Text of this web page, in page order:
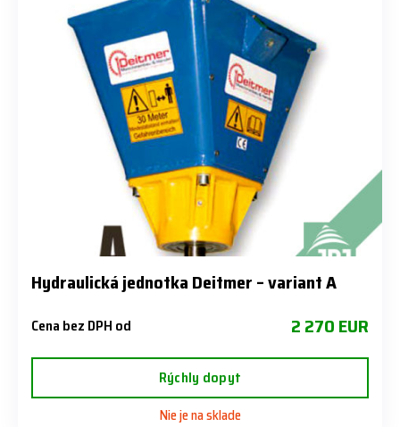
Hydraulická jednotka Deitmer – variant A
Cena bez DPH od 2 270 EUR
Rýchly dopyt
Nie je na sklade